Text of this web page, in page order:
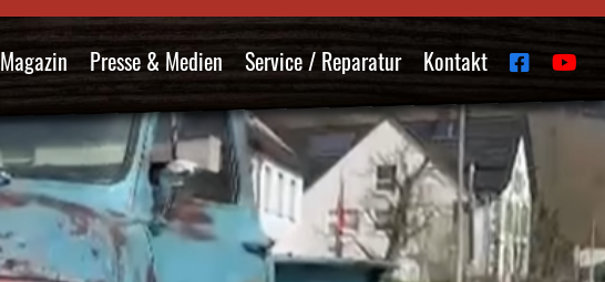
Magazin Presse & Medien Service / Reparatur Kontakt